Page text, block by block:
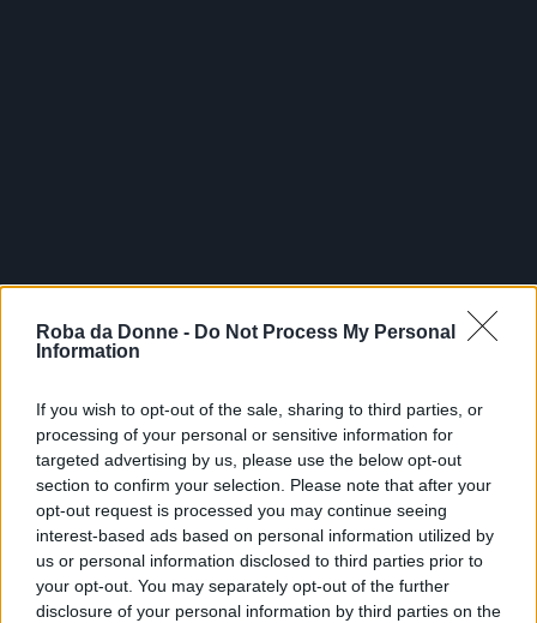
Roba da Donne - Do Not Process My Personal
Information
If you wish to opt-out of the sale, sharing to third parties, or
processing of your personal or sensitive information for
targeted advertising by us, please use the below opt-out
section to confirm your selection. Please note that after your
opt-out request is processed you may continue seeing
interest-based ads based on personal information utilized by
us or personal information disclosed to third parties prior to
your opt-out. You may separately opt-out of the further
disclosure of your personal information by third parties on the